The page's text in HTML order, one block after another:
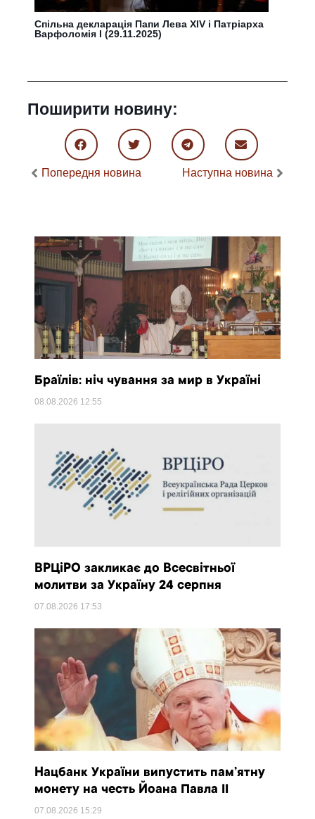
Спільна декларація Папи Лева XIV і Патріарха
Варфоломія І (29.11.2025)
Поширити новину:
Попередня новина Наступна новина
Браїлів: ніч чування за мир в Україні
08.08.2026 12:55
ВРЦіРО закликає до Всесвітньої
молитви за Україну 24 серпня
07.08.2026 17:53
Нацбанк України випустить пам’ятну
монету на честь Йоана Павла II
07.08.2026 15:29